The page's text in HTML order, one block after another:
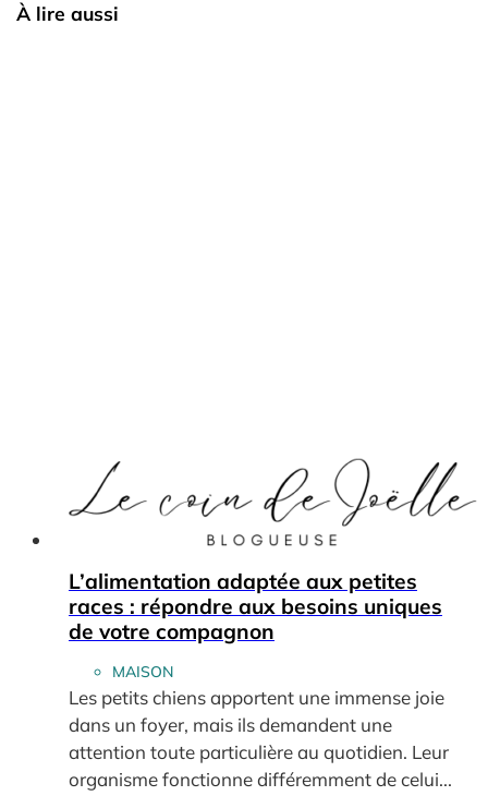
À lire aussi
L’alimentation adaptée aux petites
races : répondre aux besoins uniques
de votre compagnon
MAISON
Les petits chiens apportent une immense joie
dans un foyer, mais ils demandent une
attention toute particulière au quotidien. Leur
organisme fonctionne différemment de celui...